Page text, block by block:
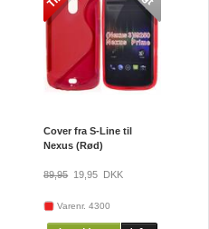
Cover fra S-Line til
Nexus (Rød)
89,95 19,95 DKK
Varenr. 4300